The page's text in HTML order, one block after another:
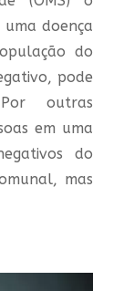
doença
do
pode
outras
em uma
do
mas